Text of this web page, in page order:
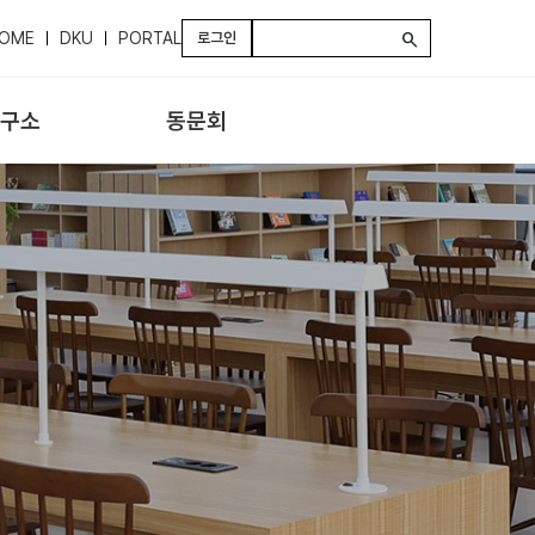
DKU PORTAL 로그인 search
소 동문회